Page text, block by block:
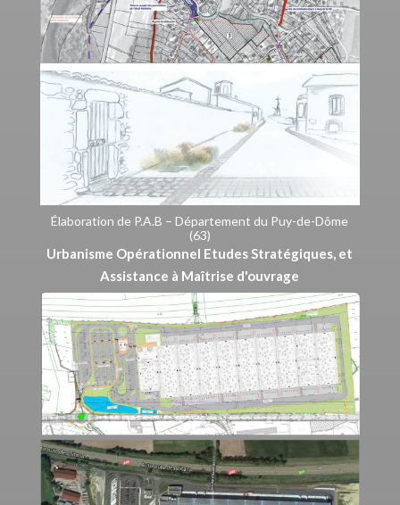
Élaboration de P.A.B – Département du Puy-de-Dôme
(63)
Urbanisme Opérationnel Etudes Stratégiques, et
Assistance à Maîtrise d'ouvrage